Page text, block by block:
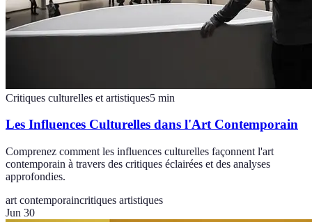
Critiques culturelles et artistiques5 min
Les Influences Culturelles dans l'Art Contemporain
Comprenez comment les influences culturelles façonnent l'art
contemporain à travers des critiques éclairées et des analyses
approfondies.
art contemporaincritiques artistiques
Jun 30